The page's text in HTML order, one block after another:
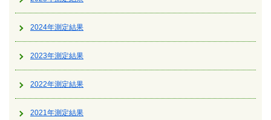
2024年測定結果
2023年測定結果
2022年測定結果
2021年測定結果